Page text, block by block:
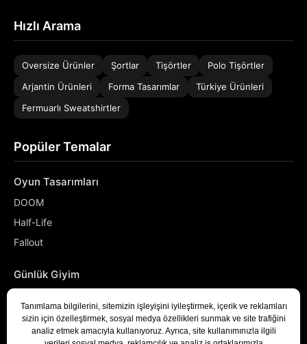
Hızlı Arama
Oversize Ürünler Şortlar Tişörtler
Polo Tişörtler
Arjantin Ürünleri
Forma Tasarımlar
Türkiye Ürünleri
Fermuarlı Sweatshirtler
Popüler Temalar
Oyun Tasarımları
DOOM
Half-Life
Fallout
Günlük Giyim
Denizci
Developer